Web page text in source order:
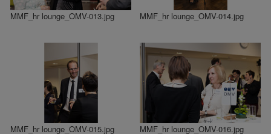
MMF_hr lounge_OMV-013.jpg MMF_hr lounge_OMV-014.jpg
MMF_hr lounge_OMV-015.jpg MMF_hr lounge_OMV-016.jpg